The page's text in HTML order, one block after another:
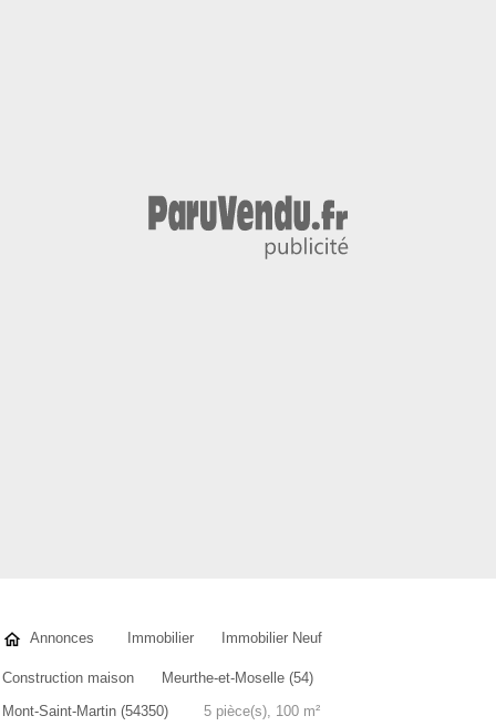
Annonces Immobilier Immobilier Neuf
Construction maison
Meurthe-et-Moselle (54)
Mont-Saint-Martin (54350)
5 pièce(s), 100 m²